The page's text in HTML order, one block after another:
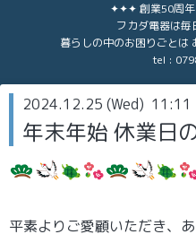
✦✦✦ 創業50周年
フカダ電器は毎日
暮らしの中のお困りごとは
tel :
2024.12.25 (Wed) 11:11
年末年始 休業日
平素よりご愛顧いただき、